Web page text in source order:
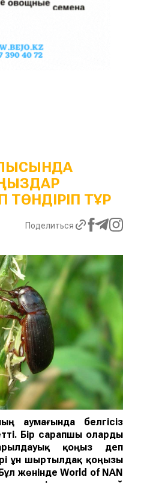
ТӨНДІРІП ТҰР
Поделиться
аумағында белгісіз
Бір сарапшы оларды
қоңыз деп
ұн шыртылдақ қоңызы
Бұл жөнінде World of NAN